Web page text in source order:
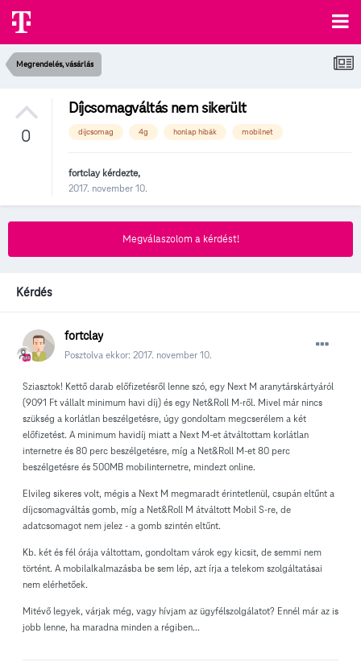
Megrendelés, vásárlás
0
Díjcsomagváltás nem sikerült
díjcsomag 4g honlap hibák mobilnet
fortclaykérdezte,
2017. november 10.
Megválaszolom a kérdést!
Kérdés
fortclay
Posztolva ekkor: 2017. november 10.
Sziasztok! Kettő darab előfizetésről lenne szó, egy Next M aranytárskártyáról
(9091 Ft vállalt minimum havi díj) és egy Net&Roll M-ről. Mivel már nincs
szükség a korlátlan beszélgetésre, úgy gondoltam megcserélem a két
előfizetést. A minimum havidíj miatt a Next M-et átváltottam korlátlan
internetre és 80 perc beszélgetésre, míg a Net&Roll M-et 80 perc
beszélgetésre és 500MB mobilinternetre, mindezt online.
Elvileg sikeres volt, mégis a Next M megmaradt érintetlenül, csupán eltűnt a
díjcsomagváltás gomb, míg a Net&Roll M átváltott Mobil S-re, de
adatcsomagot nem jelez - a gomb szintén eltűnt.
Kb. két és fél órája váltottam, gondoltam várok egy kicsit, de semmi nem
történt. A mobilalkalmazásba be sem lép, azt írja a telekom szolgáltatásai
nem elérhetőek.
Mitévő legyek, várjak még, vagy hívjam az ügyfélszolgálatot? Ennél már az is
jobb lenne, ha maradna minden a régiben...